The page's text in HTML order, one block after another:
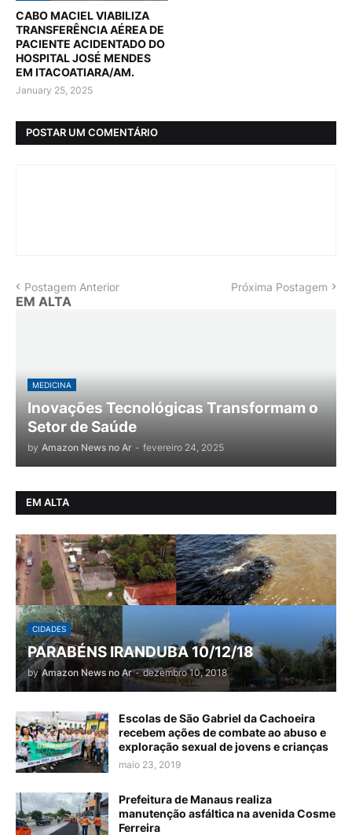
CABO MACIEL VIABILIZA
TRANSFERÊNCIA AÉREA DE
PACIENTE ACIDENTADO DO
HOSPITAL JOSÉ MENDES
EM ITACOATIARA/AM.
January 25, 2025
POSTAR UM COMENTÁRIO
Postagem Anterior Próxima Postagem
EM ALTA
MEDICINA
Inovações Tecnológicas Transformam o
Setor de Saúde
by Amazon News no Ar - fevereiro 24, 2025
EM ALTA
CIDADES
PARABÉNS IRANDUBA 10/12/18
by Amazon News no Ar - dezembro 10, 2018
Escolas de São Gabriel da Cachoeira
recebem ações de combate ao abuso e
exploração sexual de jovens e crianças
maio 23, 2019
Prefeitura de Manaus realiza
manutenção asfáltica na avenida Cosme
Ferreira